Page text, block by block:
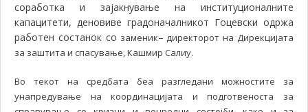
соработка и зајакнување на институционалните
капацитети, деновиве градоначалникот Гоцевски одржа
работен состанок со заменик– директорот на Дирекцијата
за заштита и спасување, Кашмир Салиу.
Во текот на средбата беа разгледани можностите за
унапредување на координацијата и подготвеноста за